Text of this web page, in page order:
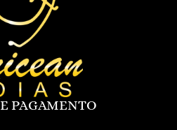
PAGAMENTO